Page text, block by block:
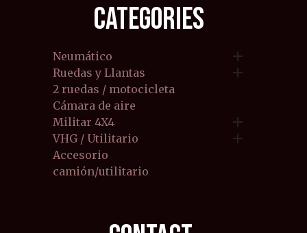
CATEGORIES
Neumático 
Ruedas y Llantas 
2 ruedas / motocicleta
Cámara de aire
Militar 4X4

VHG / Utilitario 
Accesorio
camión/utilitario